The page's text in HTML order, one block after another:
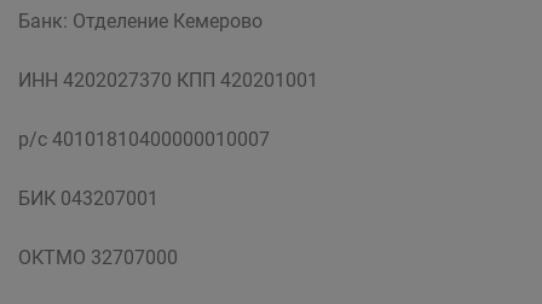
Банк: Отделение Кемерово
ИНН 4202027370 КПП 420201001
р/с 40101810400000010007
БИК 043207001
ОКТМО 32707000